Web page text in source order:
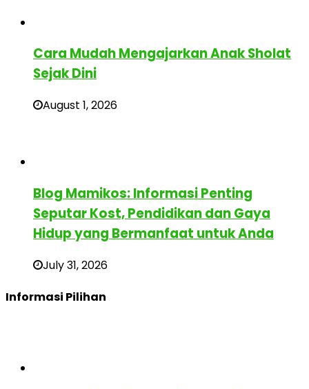
Cara Mudah Mengajarkan Anak Sholat
Sejak Dini
August 1, 2026
Blog Mamikos: Informasi Penting
Seputar Kost, Pendidikan dan Gaya
Hidup yang Bermanfaat untuk Anda
July 31, 2026
Informasi Pilihan